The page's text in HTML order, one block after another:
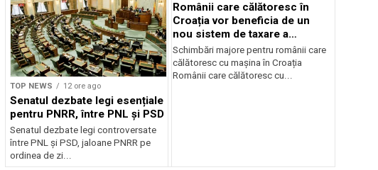
TOP NEWS 12 ore ago
Senatul dezbate legi esențiale
pentru PNRR, între PNL și PSD
Senatul dezbate legi controversate
între PNL și PSD, jaloane PNRR pe
ordinea de zi...
Românii care călătoresc în
Croația vor beneficia de un
nou sistem de taxare a
autostrăzilor
Schimbări majore pentru românii care
călătoresc cu mașina în Croația
Românii care călătoresc cu...